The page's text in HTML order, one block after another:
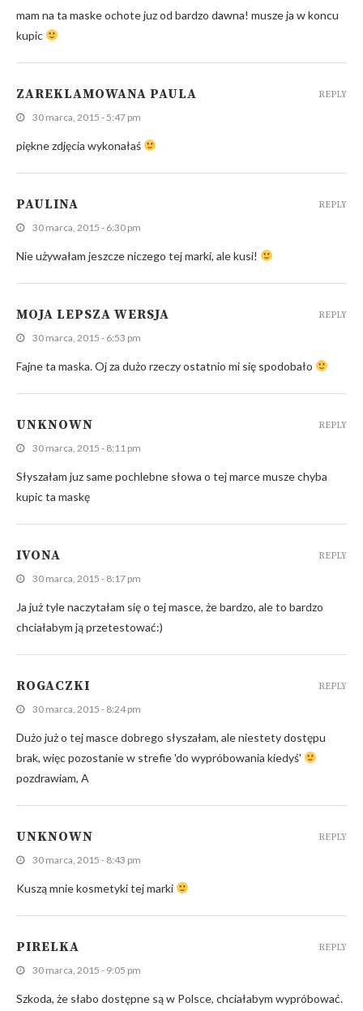
mam na ta maske ochote juz od bardzo dawna! musze ja w koncu
kupic
ZAREKLAMOWANA PAULA
30 marca, 2015 - 5:47 pm
piękne zdjęcia wykonałaś
REPLY
PAULINA
30 marca, 2015 - 6:30 pm
Nie używałam jeszcze niczego tej marki, ale kusi!
REPLY
MOJA LEPSZA WERSJA
30 marca, 2015 - 6:53 pm
Fajne ta maska. Oj za dużo rzeczy ostatnio mi się spodobało
REPLY
UNKNOWN
30 marca, 2015 - 8:11 pm
Słyszałam juz same pochlebne słowa o tej marce musze chyba
kupic ta maskę
REPLY
IVONA
30 marca, 2015 - 8:17 pm
Ja już tyle naczytałam się o tej masce, że bardzo, ale to bardzo
chciałabym ją przetestować:)
REPLY
ROGACZKI
30 marca, 2015 - 8:24 pm
Dużo już o tej masce dobrego słyszałam, ale niestety dostępu
brak, więc pozostanie w strefie 'do wypróbowania kiedyś'
pozdrawiam, A
REPLY
UNKNOWN
30 marca, 2015 - 8:43 pm
Kuszą mnie kosmetyki tej marki
REPLY
PIRELKA
30 marca, 2015 - 9:05 pm
Szkoda, że słabo dostępne są w Polsce, chciałabym wypróbować.
REPLY